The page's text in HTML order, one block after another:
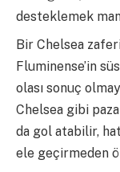
desteklemek
Bir Chelsea
Fluminense’in
olası sonuç
Chelsea gibi
da gol atabilir,
ele geçirmeden